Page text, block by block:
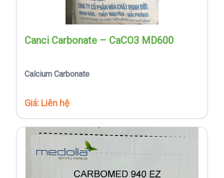
Canci Carbonate – CaCO3 MD600
Calcium Carbonate
Giá: Liên hệ